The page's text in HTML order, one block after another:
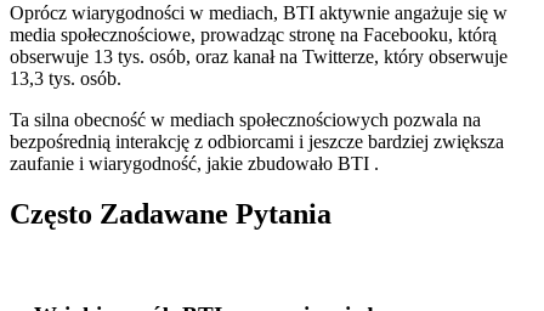
Oprócz wiarygodności w mediach, BTI aktywnie angażuje się w
media społecznościowe, prowadząc stronę na Facebooku, którą
obserwuje 13 tys. osób, oraz kanał na Twitterze, który obserwuje
13,3 tys. osób.
Ta silna obecność w mediach społecznościowych pozwala na
bezpośrednią interakcję z odbiorcami i jeszcze bardziej zwiększa
zaufanie i wiarygodność, jakie zbudowało BTI .
Często Zadawane Pytania